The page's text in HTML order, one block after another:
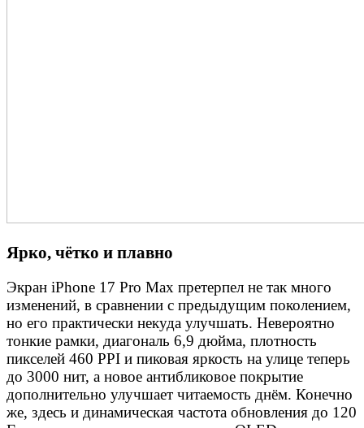
Ярко, чётко и плавно
Экран iPhone 17 Pro Max претерпел не так много
изменений, в сравнении с предыдущим поколением,
но его практически некуда улучшать. Невероятно
тонкие рамки, диагональ 6,9 дюйма, плотность
пикселей 460 PPI и пиковая яркость на улице теперь
до 3000 нит, а новое антибликовое покрытие
дополнительно улучшает читаемость днём. Конечно
же, здесь и динамическая частота обновления до 120